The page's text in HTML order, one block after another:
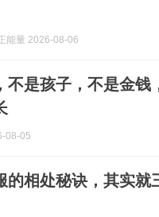
能量 2026-08-06
不是孩子，不是金钱
08-05
的相处秘诀，其实就